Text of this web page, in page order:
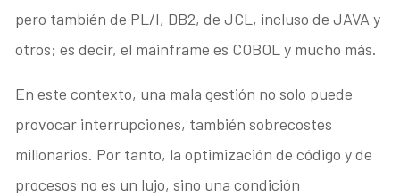
pero también de PL/I, DB2, de JCL, incluso de JAVA y
otros; es decir, el mainframe es COBOL y mucho más.
En este contexto, una mala gestión no solo puede
provocar interrupciones, también sobrecostes
millonarios. Por tanto, la optimización de código y de
procesos no es un lujo, sino una condición